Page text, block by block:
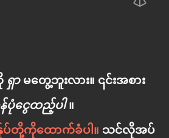
ရှာမတွေ့ဘူးလား။ ၎င်းအစား
ပုံငွေထည့်ပါ။
ပ်တို့ကိုထောက်ခံပါ။ သင်လိုအပ်